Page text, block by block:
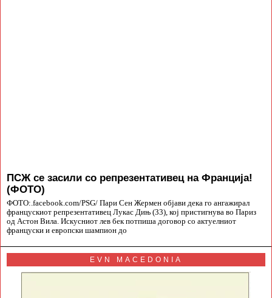
ПСЖ се засили со репрезентативец на Франција!
(ФОТО)
ФОТО:.facebook.com/PSG/ Пари Сен Жермен објави дека го ангажирал
францускиот репрезентативец Лукас Дињ (33), кој пристигнува во Париз
од Астон Вила. Искусниот лев бек потпиша договор со актуелниот
француски и европски шампион до
EVN MACEDONIA